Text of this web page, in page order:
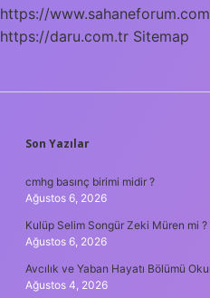
Zaman
https://www.sahaneforum.com
https://daru.com.tr Sitemap
SIDEBAR
Son Yazılar
cmhg basınç birimi midir ?
Ağustos 6, 2026
Kulüp Selim Songür Zeki Müren mi ?
Ağustos 6, 2026
Avcılık ve Yaban Hayatı Bölümü
Ağustos 4, 2026